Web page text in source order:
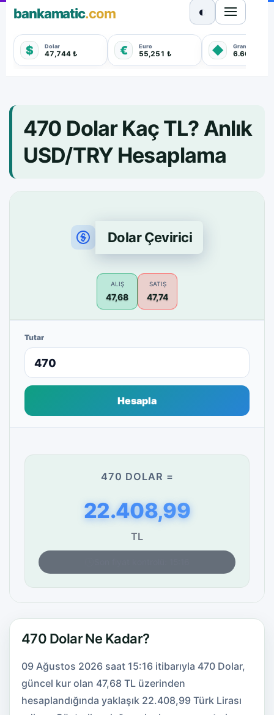
bankamatic.com
$ Dolar
47,744 ₺ € Euro
55,251 ₺ ◆ Gram Altın
6.660,550
◐
470 Dolar Kaç TL? Anlık
USD/TRY Hesaplama
Dolar Çevirici
ALIŞ
47,68
SATIŞ
47,74
Tutar
Hesapla
470 DOLAR =
22.408,99
TL
470 Dolar Ne Kadar?
09 Ağustos 2026 saat 15:16 itibarıyla 470 Dolar,
güncel kur olan 47,68 TL üzerinden
hesaplandığında yaklaşık 22.408,99 Türk Lirası